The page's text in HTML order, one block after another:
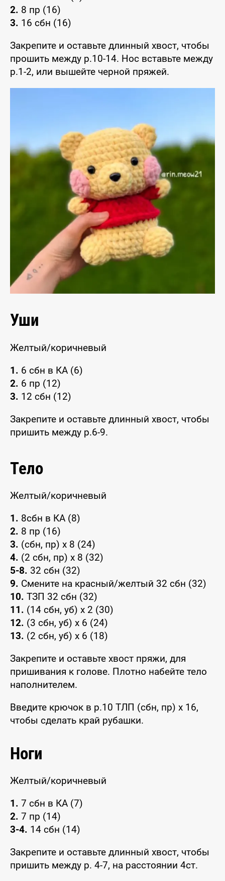
2. 8 пр (16)
3. 16 сбн (16)
Закрепите и оставьте длинный хвост, чтобы
прошить между р.10-14. Нос вставьте между
р.1-2, или вышейте черной пряжей.
Уши
Желтый/коричневый
1. 6 сбн в КА (6)
2. 6 пр (12)
3. 12 сбн (12)
Закрепите и оставьте длинный хвост, чтобы
пришить между р.6-9.
Тело
Желтый/коричневый
1. 8сбн в КА (8)
2. 8 пр (16)
3. (сбн, пр) x 8 (24)
4. (2 сбн, пр) x 8 (32)
5-8. 32 сбн (32)
9. Смените на красный/желтый 32 сбн (32)
10. ТЗП 32 сбн (32)
11. (14 сбн, уб) x 2 (30)
12. (3 сбн, уб) x 6 (24)
13. (2 сбн, уб) x 6 (18)
Закрепите и оставьте хвост пряжи, для
пришивания к голове. Плотно набейте тело
наполнителем.
Введите крючок в р.10 ТЛП (сбн, пр) x 16,
чтобы сделать край рубашки.
Ноги
Желтый/коричневый
1. 7 сбн в КА (7)
2. 7 пр (14)
3-4. 14 сбн (14)
Закрепите и оставьте длинный хвост, чтобы
пришить между р. 4-7, на расстоянии 4ст.